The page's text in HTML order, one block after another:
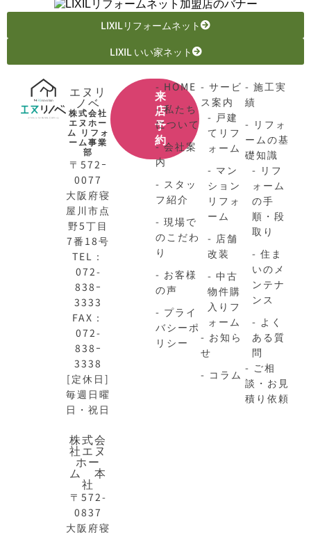
LIXILリフォームネット
LIXIL いい家ネット
エヌリ
ノベ
株式会社
エヌホー
ム リフォ
ーム事業
部
〒572ｰ
0077
大阪府寝
屋川市点
野5丁目
7番18号
TEL：
072-
838ｰ
3333
FAX：
072-
838ｰ
3338
[定休日]
毎週日曜
日・祝日
株式会
社エヌ
ホー
ム 本
社
〒572-
0837
大阪府寝
来
店
予
約
- HOME
- 私たち
について
- 会社案
内
- スタッ
フ紹介
- 現場で
のこだわ
り
- お客様
の声
- プライ
バシーポ
リシー
- サービ
ス案内
- 戸建
てリフ
ォーム
- マン
ション
リフォ
ーム
- 店舗
改装
- 中古
物件購
入りフ
ォーム
- お知ら
せ
- コラム
- 施工実
績
- リフォ
ームの基
礎知識
- リフ
ォーム
の手
順・段
取り
- 住ま
いのメ
ンテナ
ンス
- よく
ある質
問
- ご相
談・お見
積り依頼